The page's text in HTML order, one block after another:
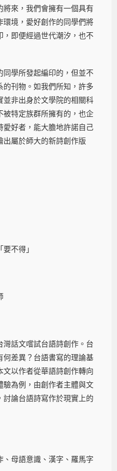
來，我們會擁有一個具有
境，愛好創作的同學們將
即便經過世代潮汐，也不
學所發起編印的，但並不
刊物。如我們所知，許多
非出身於文學院的相關科
被特定族群所擁有的，也企
愛好者，能大膽地許諾自己
屬於師大的新詩創作版
不得」
灣話文嚐試台語詩創作。台
差異？台語書寫的理論基
以作者從華語詩創作轉向
驗為例，由創作者主體與文
論台語詩寫作於現實上的
母語意識、漢字、羅馬字